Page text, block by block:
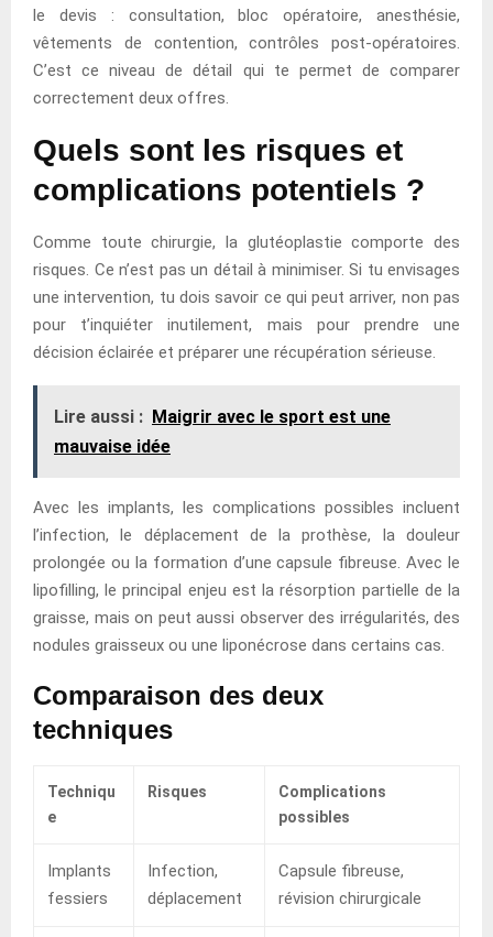
le devis : consultation, bloc opératoire, anesthésie,
vêtements de contention, contrôles post-opératoires.
C’est ce niveau de détail qui te permet de comparer
correctement deux offres.
Quels sont les risques et
complications potentiels ?
Comme toute chirurgie, la glutéoplastie comporte des
risques. Ce n’est pas un détail à minimiser. Si tu envisages
une intervention, tu dois savoir ce qui peut arriver, non pas
pour t’inquiéter inutilement, mais pour prendre une
décision éclairée et préparer une récupération sérieuse.
Lire aussi : Maigrir avec le sport est une
mauvaise idée
Avec les implants, les complications possibles incluent
l’infection, le déplacement de la prothèse, la douleur
prolongée ou la formation d’une capsule fibreuse. Avec le
lipofilling, le principal enjeu est la résorption partielle de la
graisse, mais on peut aussi observer des irrégularités, des
nodules graisseux ou une liponécrose dans certains cas.
Comparaison des deux
techniques
Techniqu
e
Risques
Complications
possibles
Implants
fessiers
Infection,
déplacement
Capsule fibreuse,
révision chirurgicale